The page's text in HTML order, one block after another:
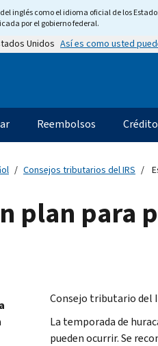
inglés como el idioma oficial de los
por el gobierno federal.
Unidos Así es como usted
Reembolsos
Consejos tributarios del IRS
plan para
Consejo tributario del
La temporada de
pueden ocurrir. Se